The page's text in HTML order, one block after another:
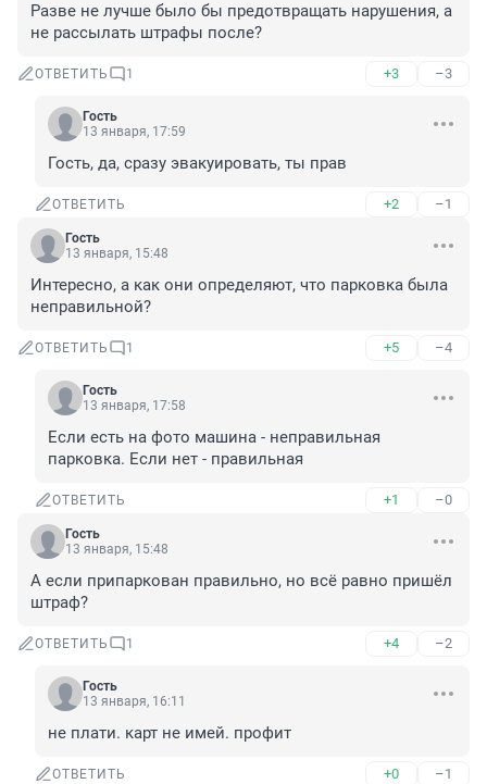
Разве не лучше было бы предотвращать нарушения, а
не рассылать штрафы после?
ОТВЕТИТЬ 1 +3 –3
Гость
13 января, 17:59
Гость, да, сразу эвакуировать, ты прав
ОТВЕТИТЬ +2 –1
Гость
13 января, 15:48
Интересно, а как они определяют, что парковка была
неправильной?
ОТВЕТИТЬ 1 +5 –4
Гость
13 января, 17:58
Если есть на фото машина - неправильная
парковка. Если нет - правильная
ОТВЕТИТЬ +1 –0
Гость
13 января, 15:48
А если припаркован правильно, но всё равно пришёл
штраф?
ОТВЕТИТЬ 1 +4 –2
Гость
13 января, 16:11
не плати. карт не имей. профит
ОТВЕТИТЬ +0 –1